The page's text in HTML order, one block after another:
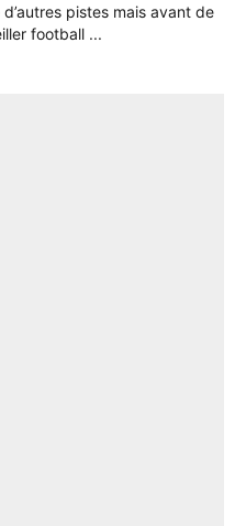
pistes mais avant de
football ...